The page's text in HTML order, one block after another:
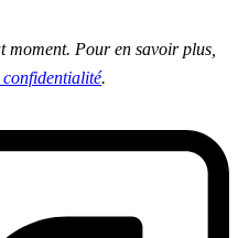
moment. Pour en savoir plus,
.